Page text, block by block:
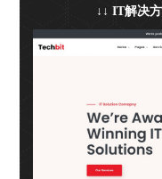
↓↓ IT解决